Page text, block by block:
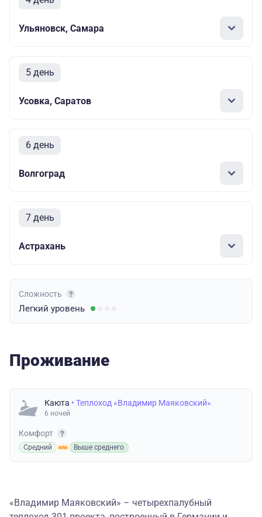
Ульяновск, Самара
5 день
Усовка, Саратов
6 день
Волгоград
7 день
Астрахань
Сложность
Легкий уровень
Проживание
Каюта • Теплоход «Владимир Маяковский»
6 ночей
Комфорт
Средний Выше среднего
«Владимир Маяковский» – четырехпалубный